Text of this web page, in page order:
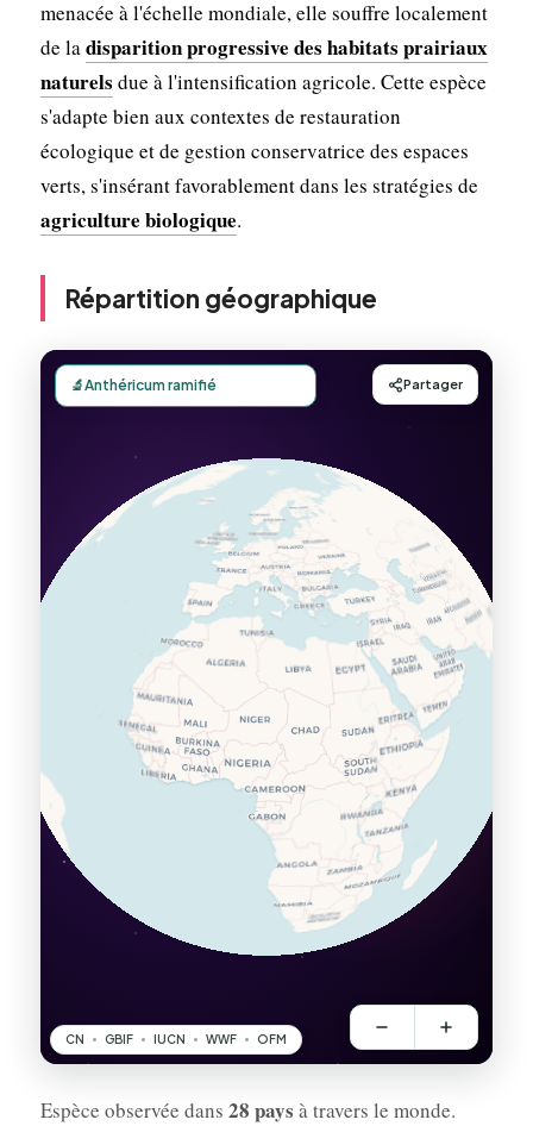
menacée à l'échelle mondiale, elle souffre localement
de ladisparition progressive des habitats prairiaux
naturels due à l'intensification agricole. Cette espèce
s'adapte bien aux contextes de restauration
écologique et de gestion conservatrice des espaces
verts, s'insérant favorablement dans les stratégies de
agriculture biologique.
Répartition géographique
Espèce observée dans 28 pays à travers le monde.